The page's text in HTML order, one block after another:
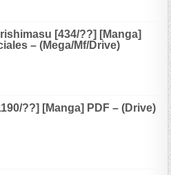
[434/??] [Manga]
– (Mega/Mf/Drive)
??] [Manga] PDF – (Drive)